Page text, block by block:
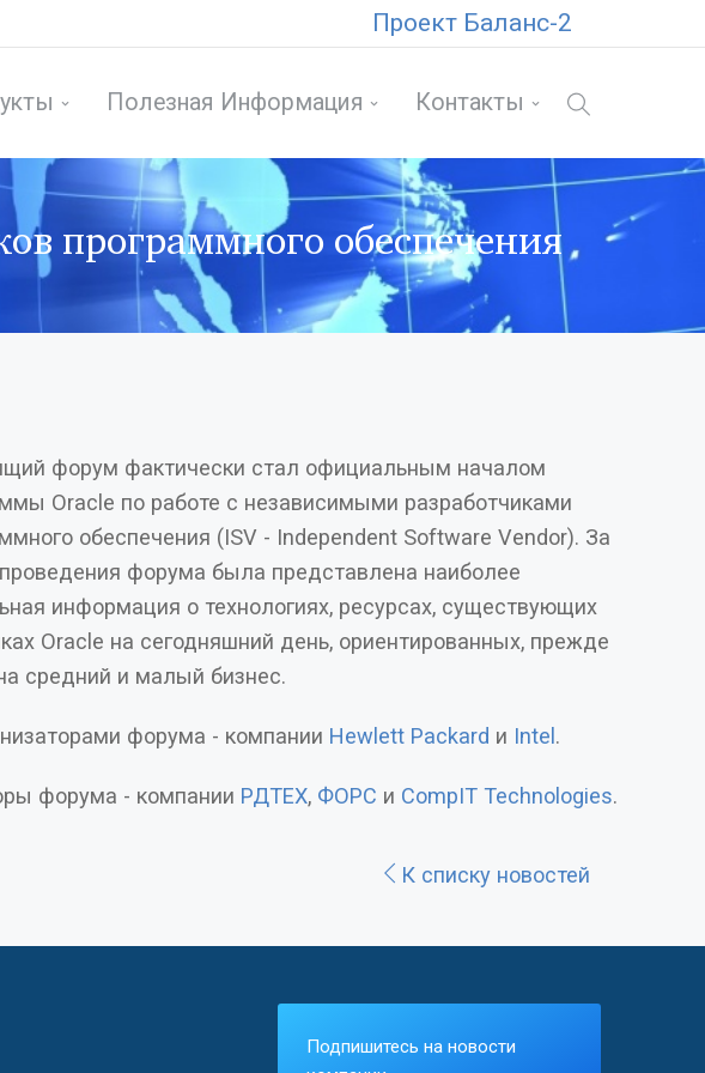
Проект Баланс-2
Полезная Информация Контакты
программного обеспечения
форум фактически стал официальным началом
Oracle по работе с независимыми разработчиками
обеспечения (ISV - Independent Software Vendor). За
форума была представлена наиболее
информация о технологиях, ресурсах, существующих
Oracle на сегодняшний день, ориентированных, прежде
средний и малый бизнес.
форума - компании Hewlett Packard и Intel .
форума - компании РДТЕХ, ФОРС и CompIT Technologies.
К списку новостей
Подпишитесь на новости